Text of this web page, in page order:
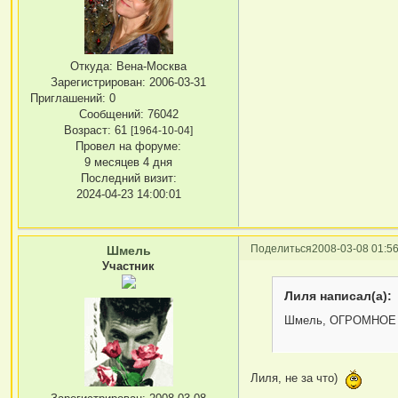
Откуда: Вена-Москва
Зарегистрирован: 2006-03-31
Приглашений: 0
Сообщений: 76042
Возраст: 61[1964-10-04]
Провел на форуме:
9 месяцев 4 дня
Последний визит:
2024-04-23 14:00:01
Поделиться2008-03-08
Шмель
Участник
Лиля написал(а):
Шмель,
Лиля, не за что)